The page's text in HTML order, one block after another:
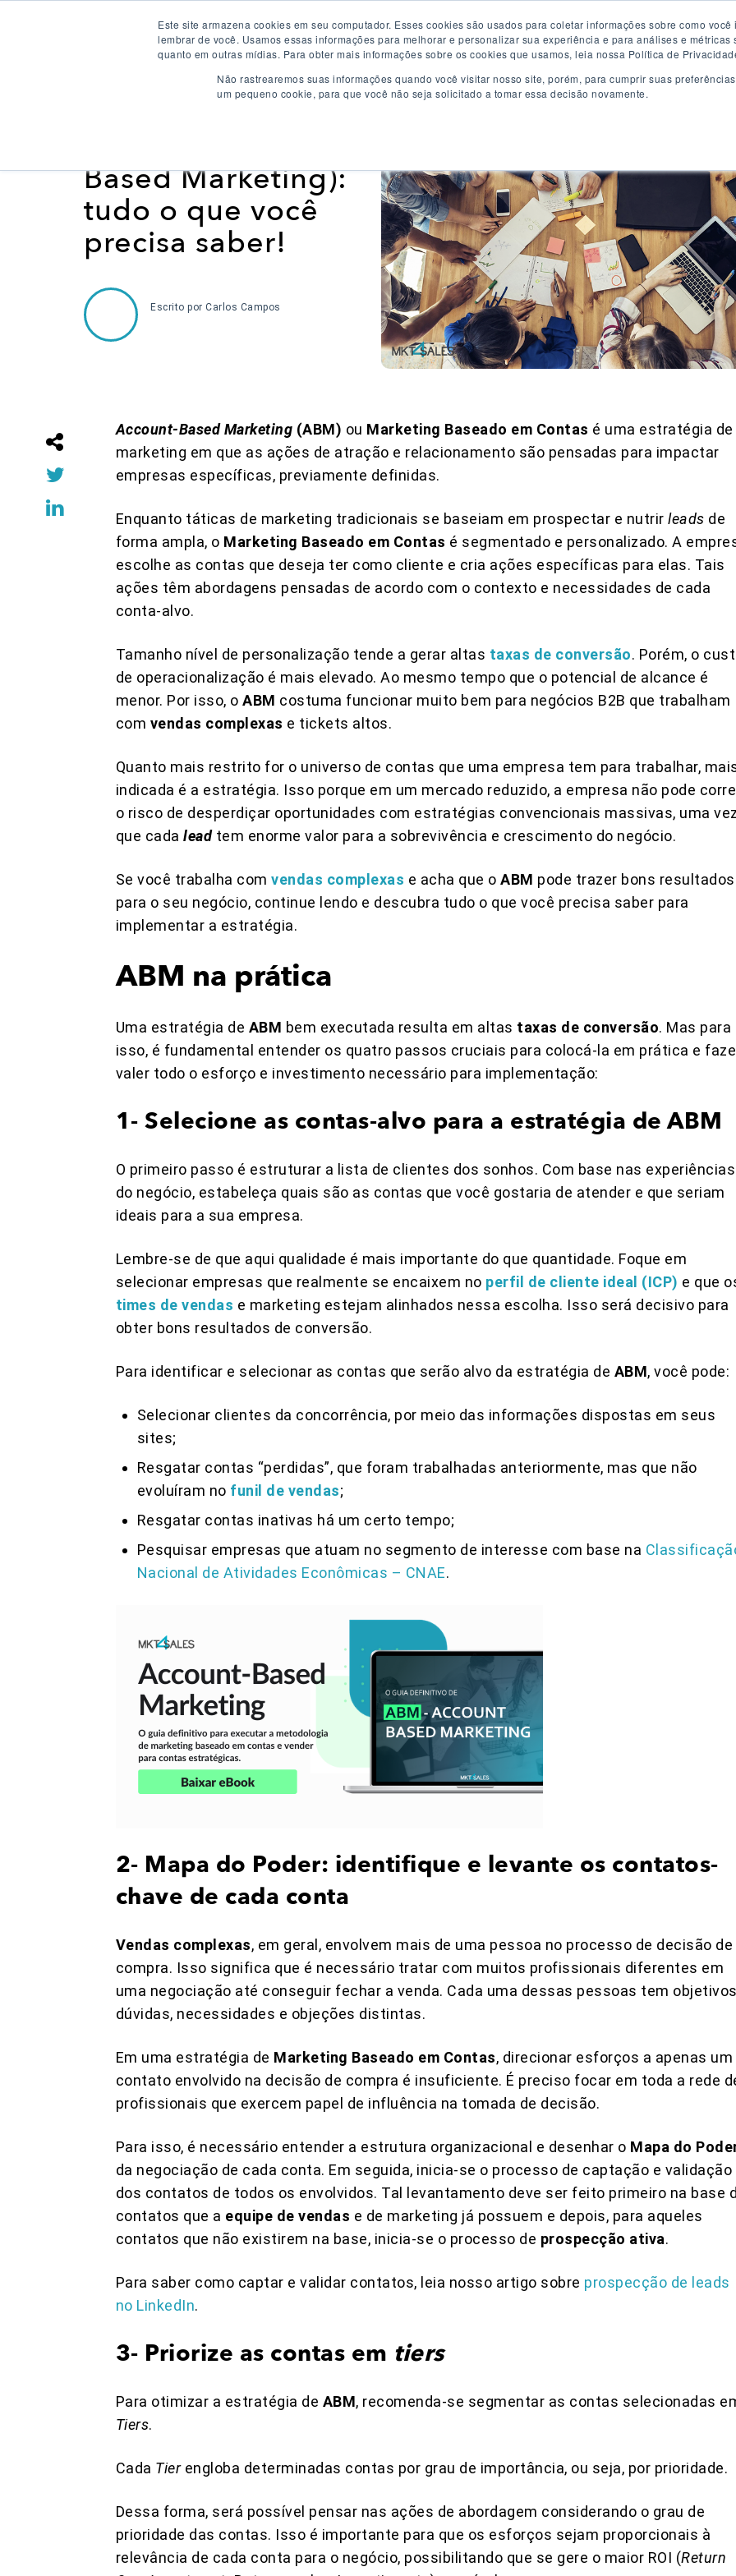
Este site armazena cookies em seu computador. Esses cookies são usados para coletar informações sobre como
lembrar de você. Usamos essas informações para melhorar e personalizar sua experiência e para análises e
quanto em outras mídias. Para obter mais informações sobre os cookies que usamos, leia nossa Política de
Não rastrearemos suas informações quando você visitar nosso site, porém, para cumprir suas
um pequeno cookie, para que você não seja solicitado a tomar essa decisão novamente.
Soluções Clientes Cases Conteúdo Preço Quem Somos
Based Marketing):
tudo o que você
precisa saber!
Escrito por Carlos Campos
Account-Based Marketing (ABM) ou Marketing Baseado em Contas é uma estratégia de
marketing em que as ações de atração e relacionamento são pensadas para impactar
empresas específicas, previamente definidas.
Enquanto táticas de marketing tradicionais se baseiam em prospectar e nutrirleads de
forma ampla, o Marketing Baseado em Contas é segmentado e personalizado. A
escolhe as contas que deseja ter como cliente e cria ações específicas para elas. Tais
ações têm abordagens pensadas de acordo com o contexto e necessidades de cada
conta-alvo.
Tamanho nível de personalização tende a gerar altas taxas de conversão. Porém, o
de operacionalização é mais elevado. Ao mesmo tempo que o potencial de alcance é
menor. Por isso, oABM costuma funcionar muito bem para negócios B2B que trabalham
com vendas complexas e tickets altos.
Quanto mais restrito for o universo de contas que uma empresa tem para trabalhar,
indicada é a estratégia. Isso porque em um mercado reduzido, a empresa não pode
o risco de desperdiçar oportunidades com estratégias convencionais massivas, uma
que cadalead tem enorme valor para a sobrevivência e crescimento do negócio.
Se você trabalha comvendas complexas e acha que oABM pode trazer bons resultados
para o seu negócio, continue lendo e descubra tudo o que você precisa saber para
implementar a estratégia.
ABM na prática
Uma estratégia de ABM bem executada resulta em altas taxas de conversão. Mas para
isso, é fundamental entender os quatro passos cruciais para colocá-la em prática e
valer todo o esforço e investimento necessário para implementação:
1- Selecione as contas-alvo para a estratégia de ABM
O primeiro passo é estruturar a lista de clientes dos sonhos. Com base nas experiências
do negócio, estabeleça quais são as contas que você gostaria de atender e que seriam
ideais para a sua empresa.
Lembre-se de que aqui qualidade é mais importante do que quantidade. Foque em
selecionar empresas que realmente se encaixem no perfil de cliente ideal (ICP) e que
times de vendas e marketing estejam alinhados nessa escolha. Isso será decisivo para
obter bons resultados de conversão.
Para identificar e selecionar as contas que serão alvo da estratégia de ABM, você pode:
Selecionar clientes da concorrência, por meio das informações dispostas em seus
sites;
Resgatar contas “perdidas”, que foram trabalhadas anteriormente, mas que não
evoluíram no funil de vendas;
Resgatar contas inativas há um certo tempo;
Pesquisar empresas que atuam no segmento de interesse com base na
Nacional de Atividades Econômicas – CNAE.
2- Mapa do Poder: identifique e levante os contatos-
chave de cada conta
Vendas complexas, em geral, envolvem mais de uma pessoa no processo de decisão de
compra. Isso significa que é necessário tratar com muitos profissionais diferentes em
uma negociação até conseguir fechar a venda. Cada uma dessas pessoas tem
dúvidas, necessidades e objeções distintas.
Em uma estratégia de Marketing Baseado em Contas, direcionar esforços a apenas um
contato envolvido na decisão de compra é insuficiente. É preciso focar em toda a rede
profissionais que exercem papel de influência na tomada de decisão.
Para isso, é necessário entender a estrutura organizacional e desenhar o Mapa do
da negociação de cada conta. Em seguida, inicia-se o processo de captação e validação
dos contatos de todos os envolvidos. Tal levantamento deve ser feito primeiro na base
contatos que a equipe de vendas e de marketing já possuem e depois, para aqueles
contatos que não existirem na base, inicia-se o processo de prospecção ativa.
Para saber como captar e validar contatos, leia nosso artigo sobre prospecção de leads
no LinkedIn.
3- Priorize as contas em tiers
Para otimizar a estratégia de ABM, recomenda-se segmentar as contas selecionadas
Tiers.
Cada Tierengloba determinadas contas por grau de importância, ou seja, por prioridade.
Dessa forma, será possível pensar nas ações de abordagem considerando o grau de
prioridade das contas. Isso é importante para que os esforços sejam proporcionais à
relevância de cada conta para o negócio, possibilitando que se gere o maior ROI (Return